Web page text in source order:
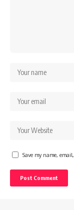
Save my name,